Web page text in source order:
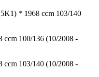
* 1968 ccm 103/140
100/136 (10/2008 -
103/140 (10/2008 -